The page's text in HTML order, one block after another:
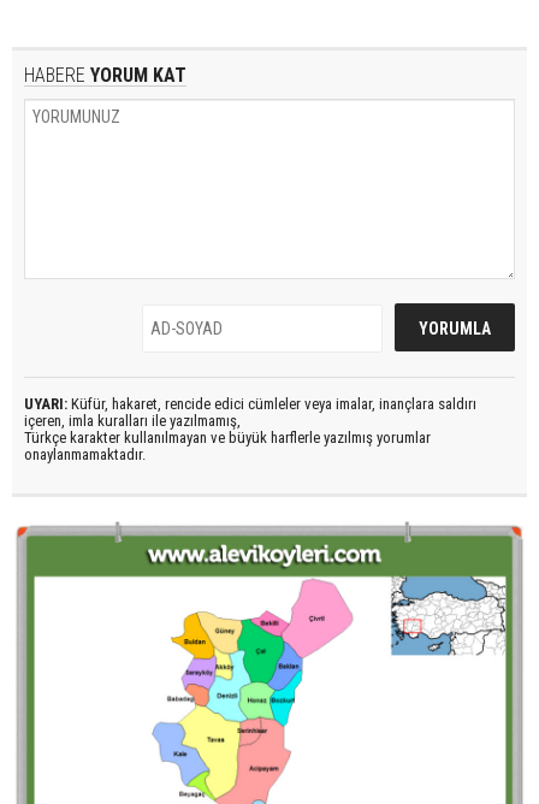
HABERE YORUM KAT
UYARI: Küfür, hakaret, rencide edici cümleler veya imalar, inançlara saldırı
içeren, imla kuralları ile yazılmamış,
Türkçe karakter kullanılmayan ve büyük harflerle yazılmış yorumlar
onaylanmamaktadır.